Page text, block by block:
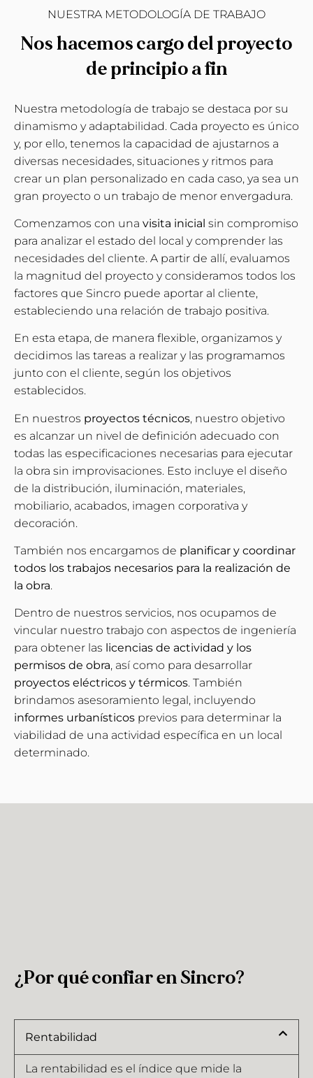
NUESTRA METODOLOGÍA DE TRABAJO
Nos hacemos cargo del proyecto
de principio a fin
Nuestra metodología de trabajo se destaca por su
dinamismo y adaptabilidad. Cada proyecto es único
y, por ello, tenemos la capacidad de ajustarnos a
diversas necesidades, situaciones y ritmos para
crear un plan personalizado en cada caso, ya sea un
gran proyecto o un trabajo de menor envergadura.
Comenzamos con una visita inicial sin compromiso
para analizar el estado del local y comprender las
necesidades del cliente. A partir de allí, evaluamos
la magnitud del proyecto y consideramos todos los
factores que Sincro puede aportar al cliente,
estableciendo una relación de trabajo positiva.
En esta etapa, de manera flexible, organizamos y
decidimos las tareas a realizar y las programamos
junto con el cliente, según los objetivos
establecidos.
En nuestros proyectos técnicos, nuestro objetivo
es alcanzar un nivel de definición adecuado con
todas las especificaciones necesarias para ejecutar
la obra sin improvisaciones. Esto incluye el diseño
de la distribución, iluminación, materiales,
mobiliario, acabados, imagen corporativa y
decoración.
También nos encargamos de planificar y coordinar
todos los trabajos necesarios para la realización de
la obra.
Dentro de nuestros servicios, nos ocupamos de
vincular nuestro trabajo con aspectos de ingeniería
para obtener las licencias de actividad y los
permisos de obra, así como para desarrollar
proyectos eléctricos y térmicos. También
brindamos asesoramiento legal, incluyendo
informes urbanísticos previos para determinar la
viabilidad de una actividad específica en un local
determinado.
¿Por qué confiar en Sincro?
Rentabilidad
La rentabilidad es el índice que mide la